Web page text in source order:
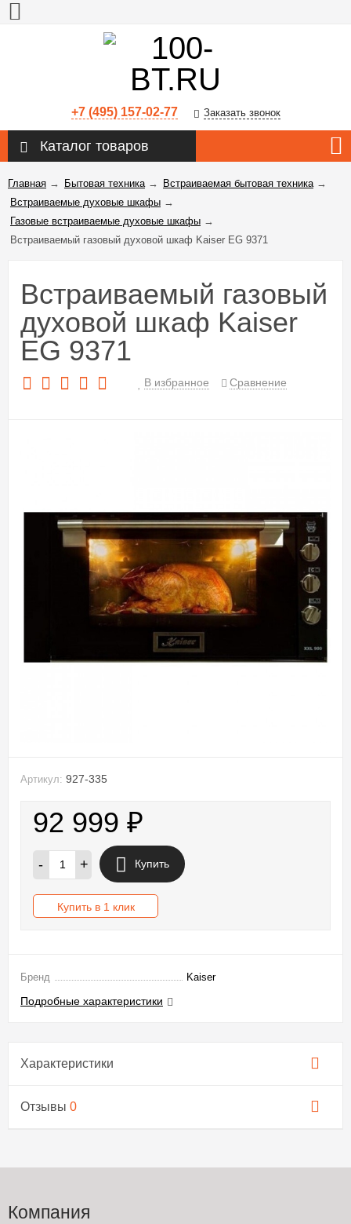
+7 (495) 157-02-77 Заказать звонок
Каталог товаров
Главная → Бытовая техника→ Встраиваемая бытовая техника→
Встраиваемые духовые шкафы →
Газовые встраиваемые духовые шкафы →
Встраиваемый газовый духовой шкаф Kaiser EG 9371
Встраиваемый газовый
духовой шкаф Kaiser
EG 9371
В избранное Сравнение
Артикул: 927-335
92 999 ₽
- + Купить
Купить в 1 клик
Бренд Kaiser
Подробные характеристики
Характеристики
Отзывы 0
Компания